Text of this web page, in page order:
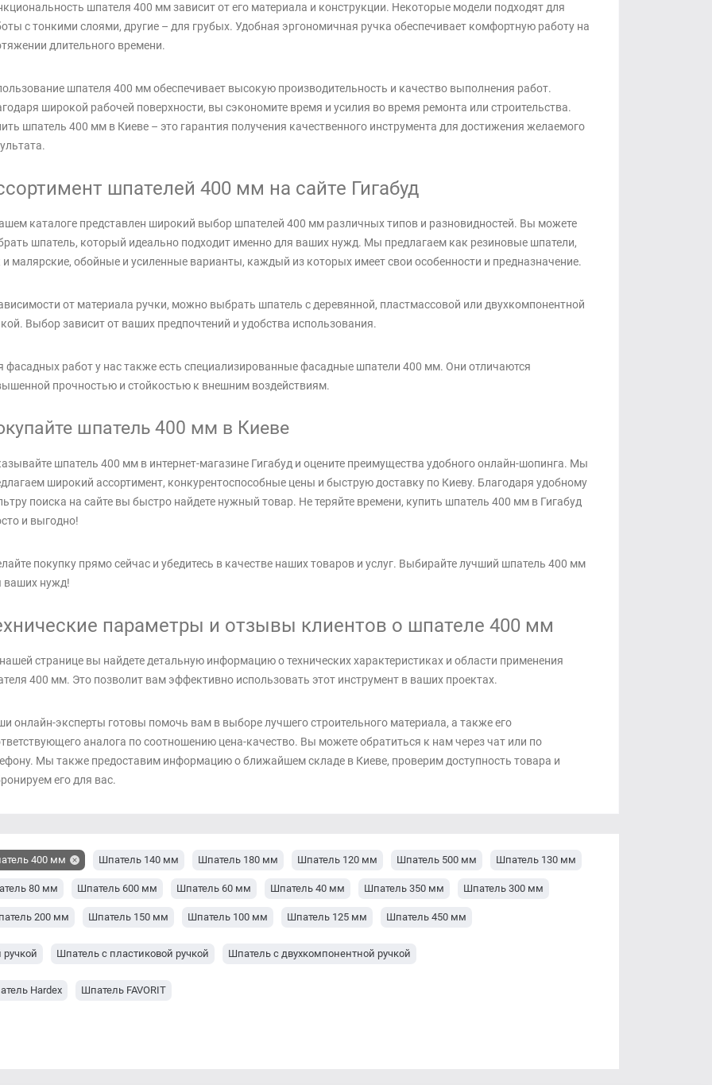
шпателя 400 мм зависит от его материала и конструкции. Некоторые модели подходят для
с тонкими слоями, другие – для грубых. Удобная эргономичная ручка обеспечивает комфортную работу на
длительного времени.
шпателя 400 мм обеспечивает высокую производительность и качество выполнения работ.
широкой рабочей поверхности, вы сэкономите время и усилия во время ремонта или строительства.
шпатель 400 мм в Киеве – это гарантия получения качественного инструмента для достижения желаемого
шпателей 400 мм на сайте Гигабуд
каталоге представлен широкий выбор шпателей 400 мм различных типов и разновидностей. Вы можете
шпатель, который идеально подходит именно для ваших нужд. Мы предлагаем как резиновые шпатели,
и малярские, обойные и усиленные варианты, каждый из которых имеет свои особенности и предназначение.
от материала ручки, можно выбрать шпатель с деревянной, пластмассовой или двухкомпонентной
Выбор зависит от ваших предпочтений и удобства использования.
фасадных работ у нас также есть специализированные фасадные шпатели 400 мм. Они отличаются
прочностью и стойкостью к внешним воздействиям.
шпатель 400 мм в Киеве
шпатель 400 мм в интернет-магазине Гигабуд и оцените преимущества удобного онлайн-шопинга. Мы
широкий ассортимент, конкурентоспособные цены и быструю доставку по Киеву. Благодаря удобному
поиска на сайте вы быстро найдете нужный товар. Не теряйте времени, купить шпатель 400 мм в Гигабуд
и выгодно!
покупку прямо сейчас и убедитесь в качестве наших товаров и услуг. Выбирайте лучший шпатель 400 мм
ваших нужд!
параметры и отзывы клиентов о шпателе 400 мм
странице вы найдете детальную информацию о технических характеристиках и области применения
400 мм. Это позволит вам эффективно использовать этот инструмент в ваших проектах.
онлайн-эксперты готовы помочь вам в выборе лучшего строительного материала, а также его
аналога по соотношению цена-качество. Вы можете обратиться к нам через чат или по
Мы также предоставим информацию о ближайшем складе в Киеве, проверим доступность товара и
его для вас.
400 мм Шпатель 140 мм Шпатель 180 мм Шпатель 120 мм Шпатель 500 мм Шпатель 130 мм
80 мм Шпатель 600 мм Шпатель 60 мм Шпатель 40 мм Шпатель 350 мм Шпатель 300 мм
200 мм Шпатель 150 мм Шпатель 100 мм Шпатель 125 мм Шпатель 450 мм
Шпатель с пластиковой ручкой Шпатель с двухкомпонентной ручкой
Hardex Шпатель FAVORIT